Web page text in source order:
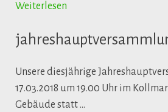
Weiterlesen
Unsere diesjährige
17.03.2018 um 19.00 Uhr im
Gebäude statt …